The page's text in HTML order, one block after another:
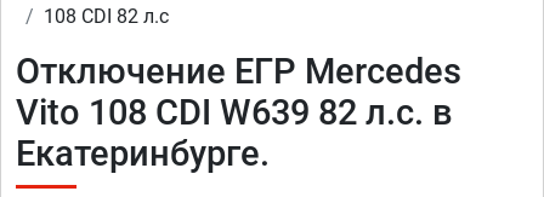
108 CDI 82 л.с
Отключение ЕГР Mercedes
Vito 108 CDI W639 82 л.с. в
Екатеринбурге.